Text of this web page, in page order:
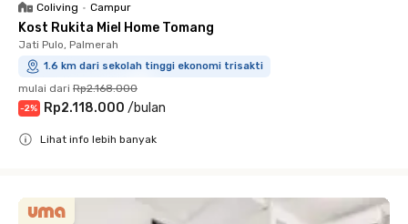
Coliving • Campur
Kost Rukita Miel Home Tomang
Jati Pulo, Palmerah
1.6 km dari sekolah tinggi ekonomi trisakti
mulai dari Rp2.168.000
-2% Rp2.118.000 /bulan
Lihat info lebih banyak